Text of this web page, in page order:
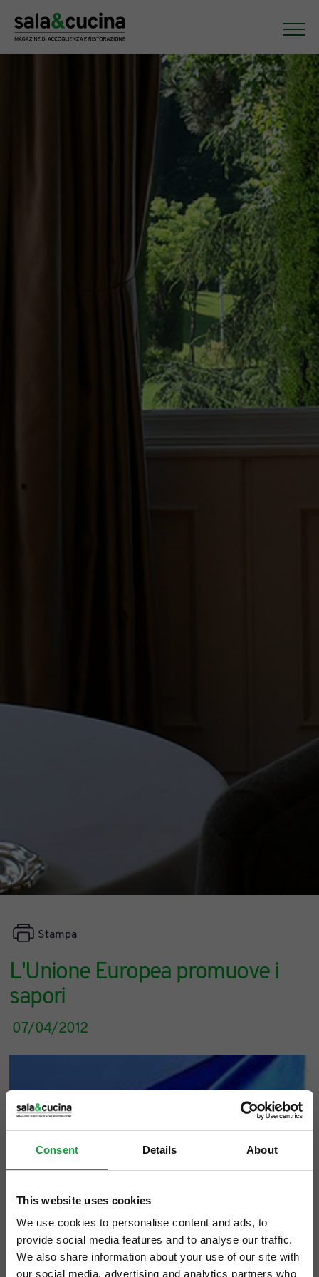
Consent Details About
This website uses cookies
We use cookies to personalise content and ads, to
provide social media features and to analyse our traffic.
We also share information about your use of our site with
our social media, advertising and analytics partners who
L'Unione Europea promuove i
sapori
Stampa
07/04/2012